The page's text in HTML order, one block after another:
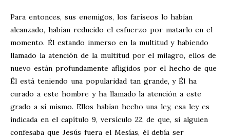
Para entonces, sus enemigos, los fariseos lo habían
alcanzado, habían reducido el esfuerzo por matarlo en el
momento. Él estando inmerso en la multitud y habiendo
llamado la atención de la multitud por el milagro, ellos de
nuevo están profundamente afligidos por el hecho de que
Él está teniendo una popularidad tan grande, y Él ha
curado a este hombre y ha llamado la atención a este
grado a sí mismo. Ellos habían hecho una ley, esa ley es
indicada en el capítulo 9, versículo 22, de que, si alguien
confesaba que Jesús fuera el Mesías, él debía ser